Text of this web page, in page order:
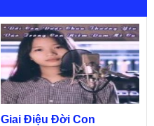
Giai Điệu Đời Con